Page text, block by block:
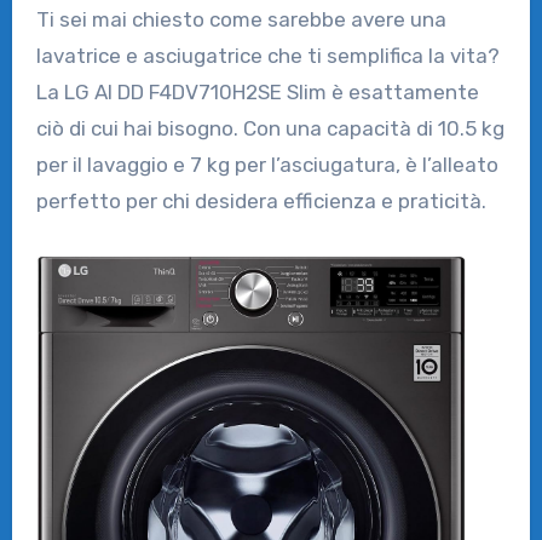
Ti sei mai chiesto come sarebbe avere una
lavatrice e asciugatrice che ti semplifica la vita?
La LG AI DD F4DV710H2SE Slim è esattamente
ciò di cui hai bisogno. Con una capacità di 10.5 kg
per il lavaggio e 7 kg per l’asciugatura, è l’alleato
perfetto per chi desidera efficienza e praticità.